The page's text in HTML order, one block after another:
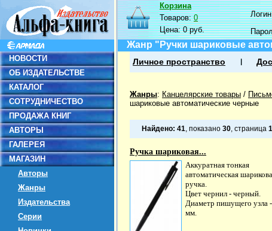
НОВОСТИ
ОБ ИЗДАТЕЛЬСТВЕ
КАТАЛОГ
СОТРУДНИЧЕСТВО
ПРОДАЖА КНИГ
АВТОРЫ
ГАЛЕРЕЯ
МАГАЗИН
Авторы
Жанры
Издательства
Серии
Корзина
Товаров:0
Цена:0 руб.
Жанр "Ручки шариковые
Личное пространство
Жанры: Канцелярские товары /
шариковые автоматические черные
Найдено: 41, показано 30, страница 1
Ручка шариковая...
Аккуратная тонкая
автоматическая
ручка.
Цвет чернил - черный.
Диаметр пишущего узла
мм.